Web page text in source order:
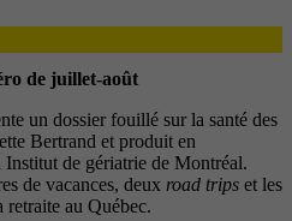
de juillet-août
un dossier fouillé sur la santé des
Bertrand et produit en
de gériatrie de Montréal.
de vacances, deux road trips et les
retraite au Québec.